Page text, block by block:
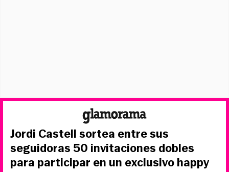
Jordi Castell sortea entre sus
seguidoras 50 invitaciones dobles
para participar en un exclusivo happy